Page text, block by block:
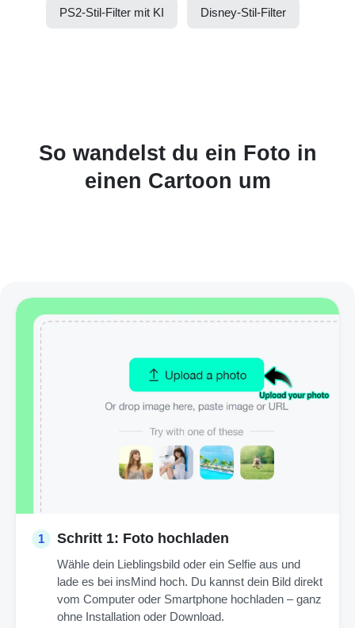
PS2-Stil-Filter mit KI Disney-Stil-Filter
So wandelst du ein Foto in
einen Cartoon um
1 Schritt 1: Foto hochladen
Wähle dein Lieblingsbild oder ein Selfie aus und
lade es bei insMind hoch. Du kannst dein Bild direkt
vom Computer oder Smartphone hochladen – ganz
ohne Installation oder Download.